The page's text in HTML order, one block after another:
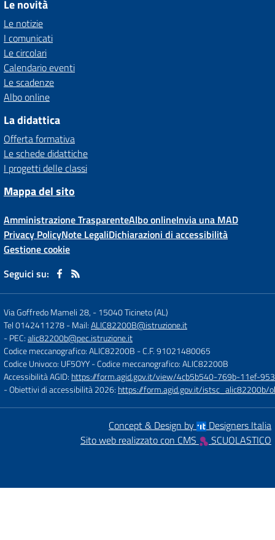
Le novità
Le notizie
I comunicati
Le circolari
Calendario eventi
Le scadenze
Albo online
La didattica
Offerta formativa
Le schede didattiche
I progetti delle classi
Mappa del sito
Amministrazione TrasparenteAlbo onlineInvia una MAD
Privacy PolicyNote LegaliDichiarazioni di accessibilità
Gestione cookie
Seguici su:
Via Goffredo Mameli 28, -15040 Ticineto (AL)
Tel 0142411278- Mail:ALIC82200B@istruzione.it
- PEC:alic82200b@pec.istruzione.it
Codice meccanografico: ALIC82200B - C.F. 91021480065
Codice Univoco: UF5OYY- Codice meccanografico: ALIC82200B
Accessibilità AGID: https://form.agid.gov.it/view/4cb5b540-769b-11ef-
- Obiettivi di accessibilità 2026: https://form.agid.gov.it/
Concept & Design by
Designers Italia
Sito web realizzato con CMS
SCUOLASTICO